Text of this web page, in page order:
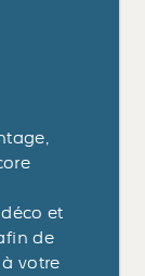
et
de
votre